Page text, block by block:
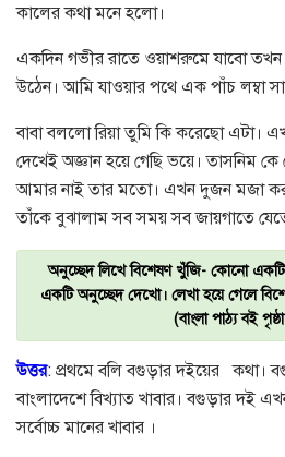
কালের কথা মনে হলো।
একদিন গভীর রাতে ওয়াশরুমে যাবো তখন
উঠেন। আমি যাওয়ার পথে এক পাঁচ লম্বা
বাবা বললো রিয়া তুমি কি করেছো এটা।
দেখেই অজ্ঞান হয়ে গেছি ভয়ে। তাসনিম
আমার নাই তার মতো। এখন দুজন মজা
তাঁকে বুঝালাম সব সময় সব জায়গাতে
অনুচ্ছেদ লিখে বিশেষণ খুঁজি- কোনো একটি
একটি অনুচ্ছেদ দেখো। লেখা হয়ে গেলে
(বাংলা পাঠ্য বই
উত্তর: প্রথমে বলি বগুড়ার দইয়ের কথা।
বাংলাদেশে বিখ্যাত খাবার। বগুড়ার দই
সর্বোচ্চ মানের খাবার ।